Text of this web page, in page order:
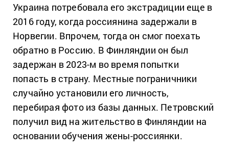
Украина потребовала его экстрадиции еще в
2016 году, когда россиянина задержали в
Норвегии. Впрочем, тогда он смог поехать
обратно в Россию. В Финляндии он был
задержан в 2023-м во время попытки
попасть в страну. Местные пограничники
случайно установили его личность,
перебирая фото из базы данных. Петровский
получил вид на жительство в Финляндии на
основании обучения жены-россиянки.